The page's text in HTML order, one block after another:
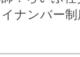
ナンバー